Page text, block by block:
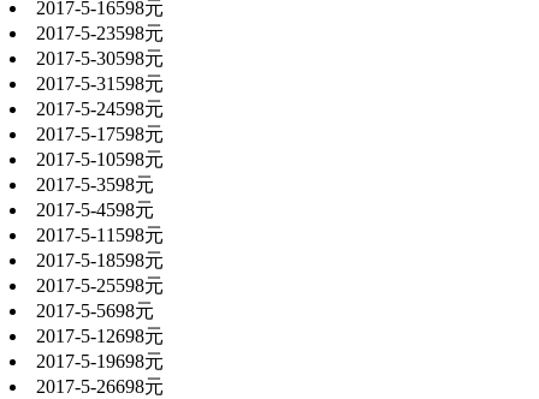
2017-5-16598元
2017-5-23598元
2017-5-30598元
2017-5-31 598元
2017-5-24598元
2017-5-17598元
2017-5-10598元
2017-5-3598元
2017-5-4598元
2017-5-11 598元
2017-5-18598元
2017-5-25598元
2017-5-5698元
2017-5-12698元
2017-5-19698元
2017-5-26698元